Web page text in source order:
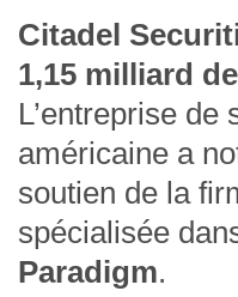
Citadel
1,15 milliard
L’entreprise de
américaine a
soutien de la
spécialisée
Paradigm.